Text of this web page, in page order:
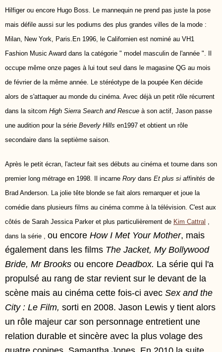
Hilfiger ou encore Hugo Boss. Le mannequin ne prend pas juste la pose
mais défile aussi sur les podiums des plus grandes villes de la mode :
Milan, New York, Paris. En 1996, le Californien est nominé au VH1
Fashion Music Award dans la catégorie " model masculin de l'année ". Il
occupe même onze pages à lui tout seul dans le magasine QG au mois
de février de la même année. Le stéréotype de la poupée Ken décide
alors de s'attaquer au monde du cinéma. Avec déjà un petit rôle récurrent
dans la sitcom High Sierra Search and Rescue à son actif, Jason passe
une audition pour la série Beverly Hills en1997 et obtient un rôle
secondaire dans la septième saison.
Après le petit écran, l'acteur fait ses débuts au cinéma et tourne dans son
premier long métrage en 1998. Il incarne Rory dans Et plus si affinités de
Brad Anderson. La jolie tête blonde se fait alors remarquer et joue la
comédie dans plusieurs films au cinéma comme à la télévision. C'est aux
côtés de Sarah Jessica Parker et plus particulièrement de Kim Cattral
dans la série
ou encore How I Met Your Mother, mais
également dans les films The Jacket, My Bollywood
Bride, Mr Brooks ou encore Deadbox. La série qui l'a
propulsé au rang de star revient sur le devant de la
scène mais au cinéma cette fois-ci avec Sex and the
City : Le Film, sorti en 2008. Jason Lewis y tient alors
un rôle majeur car son personnage entretient une
relation durable et sincère avec la plus volage des